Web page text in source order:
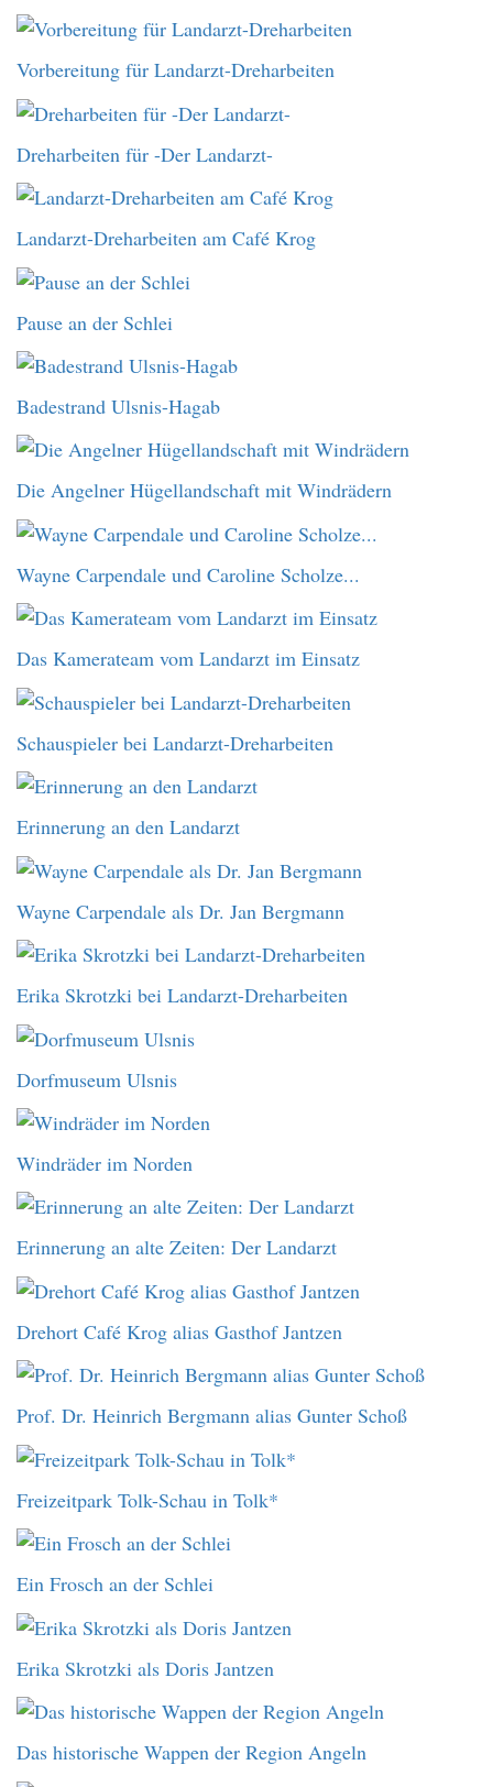
Vorbereitung für Landarzt-Dreharbeiten
Dreharbeiten für -Der Landarzt-
Landarzt-Dreharbeiten am Café Krog
Pause an der Schlei
Badestrand Ulsnis-Hagab
Die Angelner Hügellandschaft mit Windrädern
Wayne Carpendale und Caroline Scholze...
Das Kamerateam vom Landarzt im Einsatz
Schauspieler bei Landarzt-Dreharbeiten
Erinnerung an den Landarzt
Wayne Carpendale als Dr. Jan Bergmann
Erika Skrotzki bei Landarzt-Dreharbeiten
Dorfmuseum Ulsnis
Windräder im Norden
Erinnerung an alte Zeiten: Der Landarzt
Drehort Café Krog alias Gasthof Jantzen
Prof. Dr. Heinrich Bergmann alias Gunter Schoß
Freizeitpark Tolk-Schau in Tolk*
Ein Frosch an der Schlei
Erika Skrotzki als Doris Jantzen
Das historische Wappen der Region Angeln